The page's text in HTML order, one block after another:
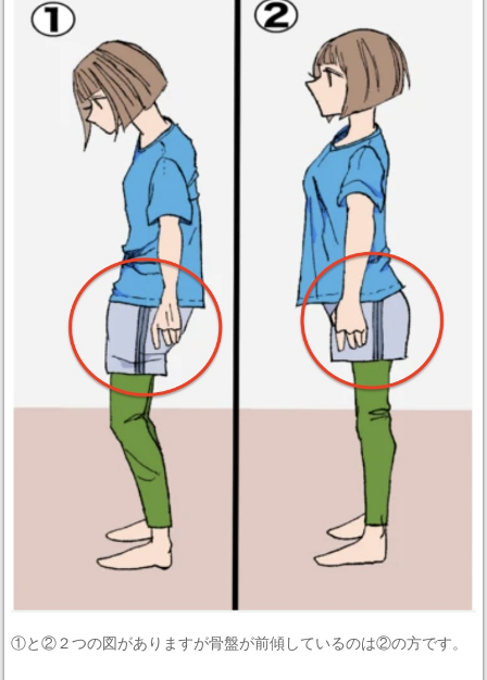
①と②２つの図がありますが骨盤が前傾しているのは②の方です。